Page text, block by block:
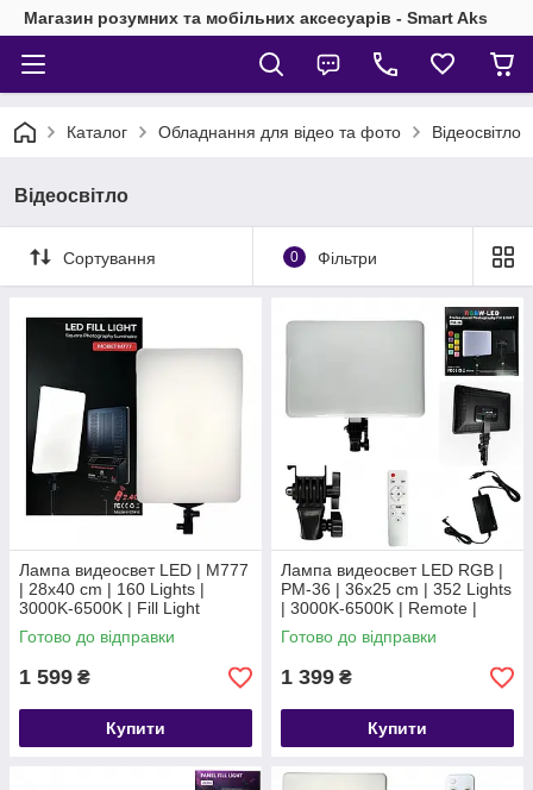
Магазин розумних та мобільних аксесуарів - Smart Aks
Каталог Обладнання для відео та фото Відеосвітло
Відеосвітло
Сортування 0 Фільтри
Лампа видеосвет LED | M777
| 28x40 cm | 160 Lights |
3000K-6500K | Fill Light
Готово до відправки
1 599 ₴
Купити
Лампа видеосвет LED RGB |
PM-36 | 36x25 cm | 352 Lights
| 3000K-6500K | Remote |
Adapter
Готово до відправки
1 399 ₴
Купити